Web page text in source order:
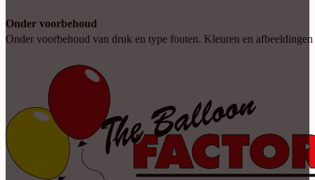
Onder voorbehoud
Onder voorbehoud van druk en type fouten. Kleuren en